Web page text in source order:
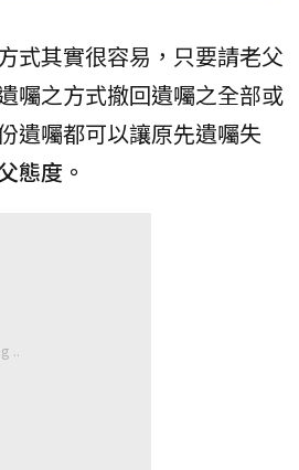
式其實很容易，只要請老父
囑之方式撤回遺囑之全部或
遺囑都可以讓原先遺囑失
態度。